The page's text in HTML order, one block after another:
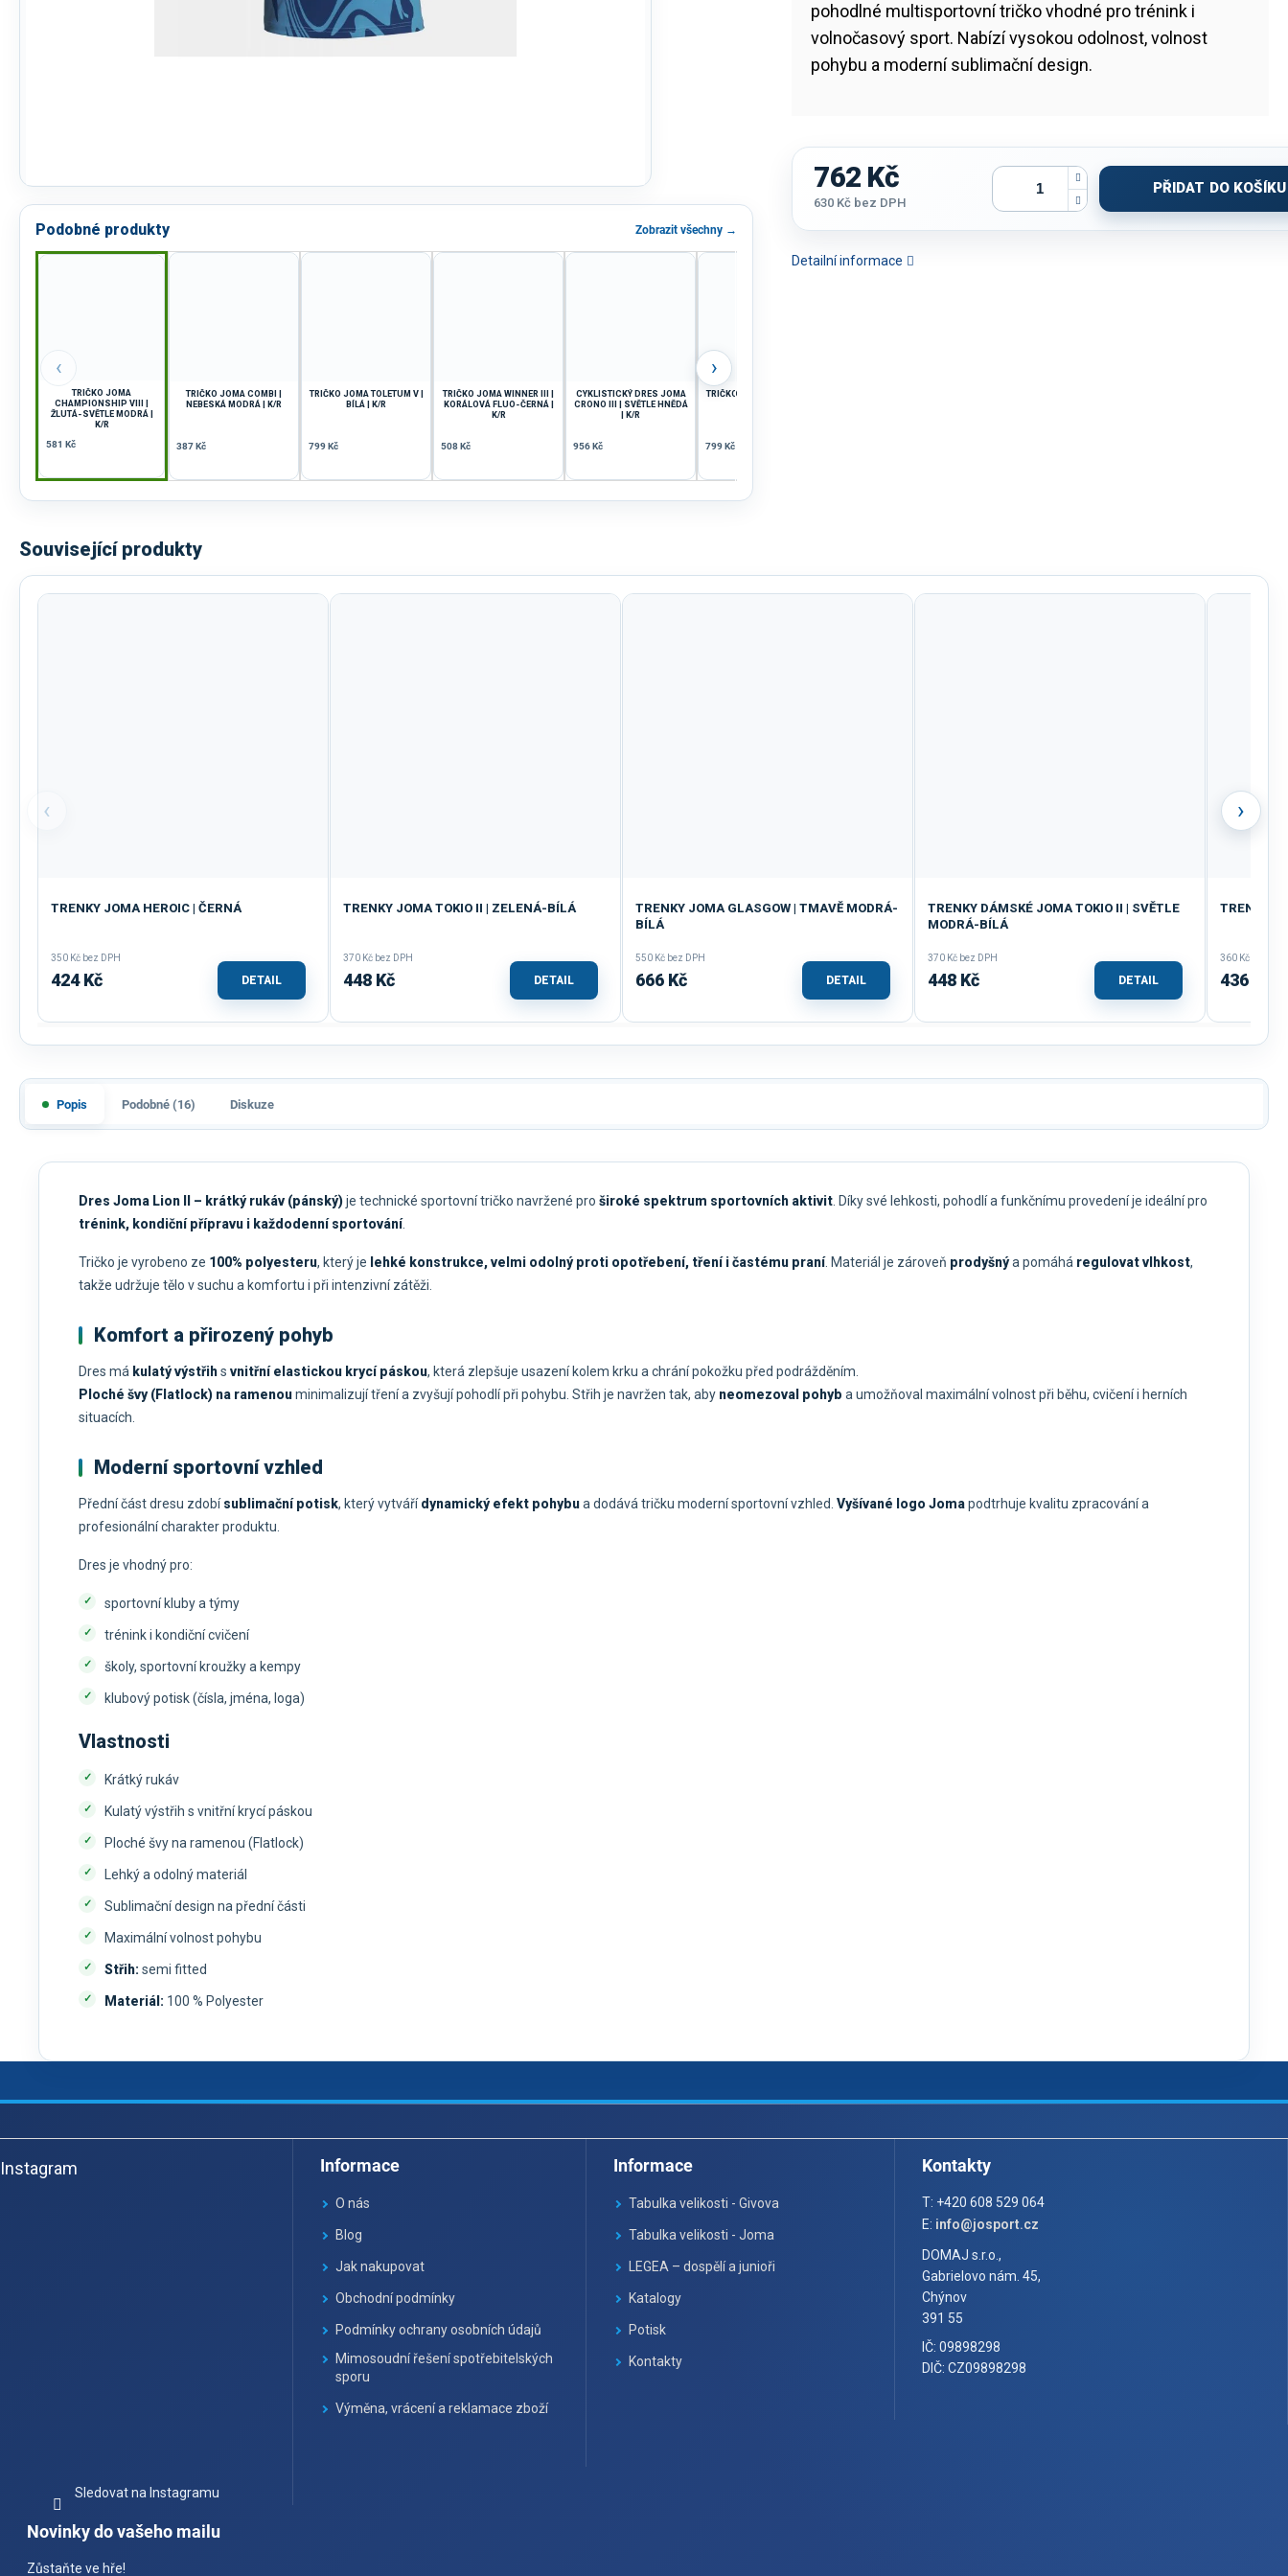
Podobné produkty Zobrazit všechny →
‹
TRIČKO JOMA
CHAMPIONSHIP VIII |
ŽLUTÁ-SVĚTLE MODRÁ |
K/R
581 Kč
TRIČKO JOMA COMBI |
NEBESKÁ MODRÁ | K/R
387 Kč
TRIČKO JOMA TOLETUM V |
BÍLÁ | K/R
799 Kč
TRIČKO JOMA WINNER III |
KORÁLOVÁ FLUO-ČERNÁ |
K/R
508 Kč
CYKLISTICKÝ DRES JOMA
CRONO III | SVĚTLE HNĚDÁ
| K/R
956 Kč
TRIČKO JOMA TOLETUM V |
799 Kč
›
pohodlné multisportovní tričko vhodné pro trénink i
volnočasový sport. Nabízí vysokou odolnost, volnost
pohybu a moderní sublimační design.
Detailní informace
762 Kč
630 Kč bez DPH
PŘIDAT DO KOŠÍKU
Související produkty
‹
TRENKY JOMA HEROIC | ČERNÁ
350 Kč bez DPH
424 Kč DETAIL
TRENKY JOMA TOKIO II | ZELENÁ-BÍLÁ
370 Kč bez DPH
448 Kč DETAIL
TRENKY JOMA GLASGOW | TMAVĚ MODRÁ-
BÍLÁ
550 Kč bez DPH
666 Kč DETAIL
TRENKY DÁMSKÉ JOMA TOKIO II | SVĚTLE
MODRÁ-BÍLÁ
370 Kč bez DPH
448 Kč DETAIL
TRENKY
360 Kč bez
436 Kč
›
Popis Podobné (16) Diskuze
Dres Joma Lion II – krátký rukáv (pánský)je technické sportovní tričko navržené pro široké spektrum sportovních aktivit. Díky své lehkosti, pohodlí a funkčnímu provedení je ideální pro
trénink, kondiční přípravu i každodenní sportování.
Tričko je vyrobeno ze 100% polyesteru, který je lehké konstrukce, velmi odolný proti opotřebení, tření i častému praní. Materiál je zároveň prodyšnýa pomáhá regulovat vlhkost,
takže udržuje tělo v suchu a komfortu i při intenzivní zátěži.
Komfort a přirozený pohyb
Dres má kulatý výstřihs vnitřní elastickou krycí páskou, která zlepšuje usazení kolem krku a chrání pokožku před podrážděním.
Ploché švy (Flatlock) na ramenouminimalizují tření a zvyšují pohodlí při pohybu. Střih je navržen tak, aby neomezoval pohyb a umožňoval maximální volnost při běhu, cvičení i herních
situacích.
Moderní sportovní vzhled
Přední část dresu zdobísublimační potisk, který vytvářídynamický efekt pohybua dodává tričku moderní sportovní vzhled. Vyšívané logo Jomapodtrhuje kvalitu zpracování a
profesionální charakter produktu.
Dres je vhodný pro:
sportovní kluby a týmy
trénink i kondiční cvičení
školy, sportovní kroužky a kempy
klubový potisk (čísla, jména, loga)
Vlastnosti
Krátký rukáv
Kulatý výstřih s vnitřní krycí páskou
Ploché švy na ramenou (Flatlock)
Lehký a odolný materiál
Sublimační design na přední části
Maximální volnost pohybu
Střih: semi fitted
Materiál: 100 % Polyester
á
pInstagram
Sledovat na Instagramu
Informace
O nás
Blog
Jak nakupovat
Obchodní podmínky
Podmínky ochrany osobních údajů
Mimosoudní řešení spotřebitelských
sporu
Výměna, vrácení a reklamace zboží
Informace
Tabulka velikosti - Givova
Tabulka velikosti - Joma
LEGEA – dospělí a junioři
Katalogy
Potisk
Kontakty
Kontakty
T: +420 608 529 064
E: info@josport.cz
DOMAJ s.r.o.,
Gabrielovo nám. 45,
Chýnov
391 55
IČ: 09898298
DIČ: CZ09898298
Novinky do vašeho mailu
Zůstaňte ve hře!